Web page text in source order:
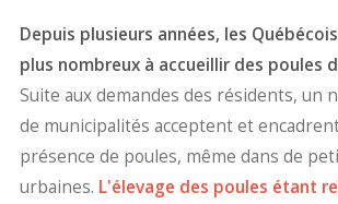
Depuis plusieurs années, les
plus nombreux à accueillir des poules
Suite aux demandes des résidents, un
de municipalités acceptent et
présence de poules, même dans de
urbaines. L'élevage des poules étant